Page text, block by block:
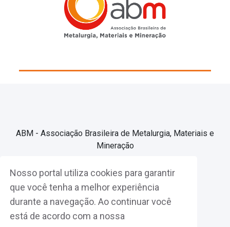
Nosso portal utiliza cookies para garantir
que você tenha a melhor experiência
durante a navegação. Ao continuar você
está de acordo com a nossa
ABM - Associação Brasileira de Metalurgia, Materiais e
Mineração
Associe-se
Fazer Login